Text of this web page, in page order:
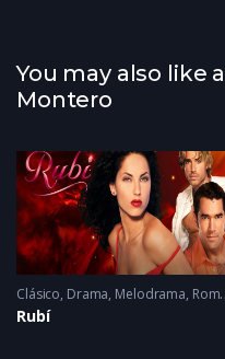
You may also like
Montero
Clásico, Drama, Melodrama, Romance
Rubí